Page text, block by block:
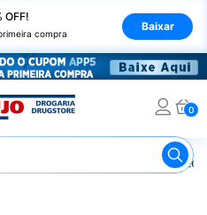
OFF!
compra
Baixar
0